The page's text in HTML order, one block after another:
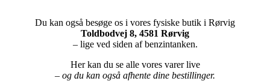
Du kan også besøge os i vores fysiske butik i Rørvig
Toldbodvej 8, 4581 Rørvig
– lige ved siden af benzintanken.
Her kan du se alle vores varer live
– og du kan også afhente dine bestillinger.